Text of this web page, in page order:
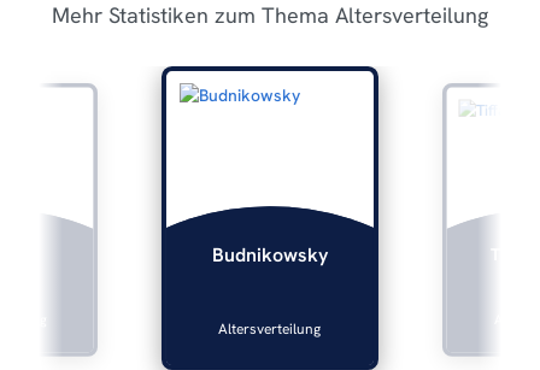
Mehr Statistiken zum Thema Altersverteilung
Budnikowsky
Altersverteilung